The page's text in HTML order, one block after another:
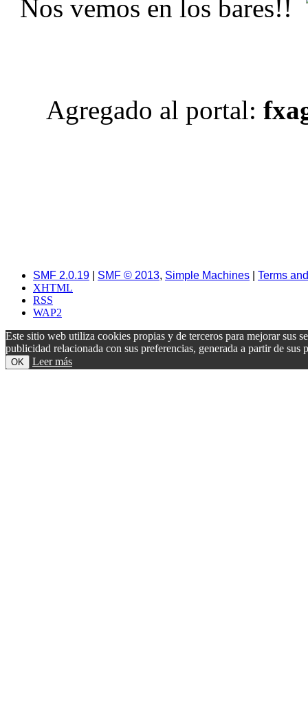
Nos vemos en los bares!!
Agregado al portal:
SMF 2.0.19 SMF © 2013, Simple Machines
Terms
XHTML
RSS
WAP2
Este sitio web utiliza cookies propias y de terceros para mejorar sus
publicidad relacionada con sus preferencias, generada a partir de
OK Leer más